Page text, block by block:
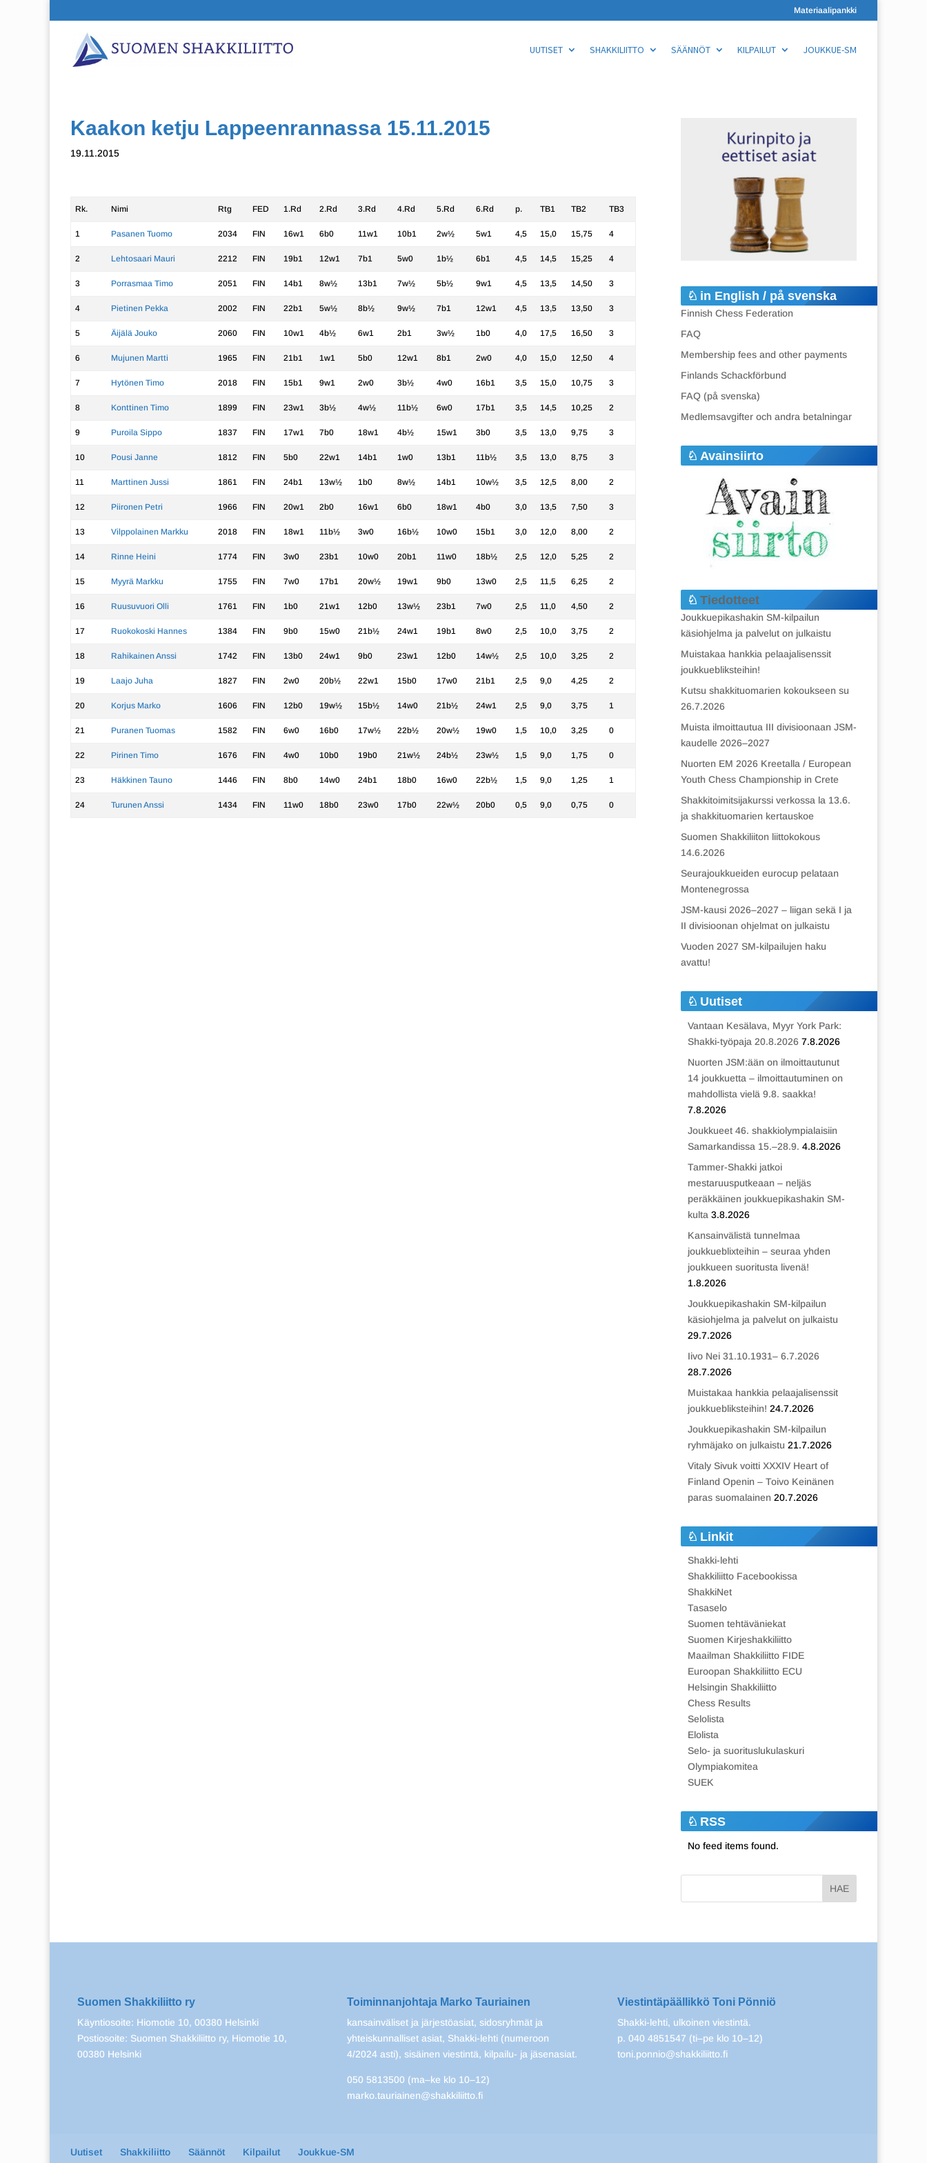
Materiaalipankki
UUTISET SHAKKILIITTO SÄÄNNÖT KILPAILUT JOUKKUE-SM
Kaakon ketju Lappeenrannassa 15.11.2015
19.11.2015
Rk. Nimi Rtg FED 1.Rd 2.Rd 3.Rd 4.Rd 5.Rd 6.Rd p. TB1 TB2 TB3
1 Pasanen Tuomo 2034 FIN 16w1 6b0 11w1 10b1 2w½ 5w1 4,5 15,0 15,75 4
2 Lehtosaari Mauri 2212 FIN 19b1 12w1 7b1 5w0 1b½ 6b1 4,5 14,5 15,25 4
3 Porrasmaa Timo 2051 FIN 14b1 8w½ 13b1 7w½ 5b½ 9w1 4,5 13,5 14,50 3
4 Pietinen Pekka 2002 FIN 22b1 5w½ 8b½ 9w½ 7b1 12w1 4,5 13,5 13,50 3
5 Äijälä Jouko 2060 FIN 10w1 4b½ 6w1 2b1 3w½ 1b0 4,0 17,5 16,50 3
6 Mujunen Martti 1965 FIN 21b1 1w1 5b0 12w1 8b1 2w0 4,0 15,0 12,50 4
7 Hytönen Timo 2018 FIN 15b1 9w1 2w0 3b½ 4w0 16b1 3,5 15,0 10,75 3
8 Konttinen Timo 1899 FIN 23w1 3b½ 4w½ 11b½ 6w0 17b1 3,5 14,5 10,25 2
9 Puroila Sippo 1837 FIN 17w1 7b0 18w1 4b½ 15w1 3b0 3,5 13,0 9,75 3
10 Pousi Janne 1812 FIN 5b0 22w1 14b1 1w0 13b1 11b½ 3,5 13,0 8,75 3
11 Marttinen Jussi 1861 FIN 24b1 13w½ 1b0 8w½ 14b1 10w½ 3,5 12,5 8,00 2
12 Piironen Petri 1966 FIN 20w1 2b0 16w1 6b0 18w1 4b0 3,0 13,5 7,50 3
13 Vilppolainen Markku 2018 FIN 18w1 11b½ 3w0 16b½ 10w0 15b1 3,0 12,0 8,00 2
14 Rinne Heini 1774 FIN 3w0 23b1 10w0 20b1 11w0 18b½ 2,5 12,0 5,25 2
15 Myyrä Markku 1755 FIN 7w0 17b1 20w½ 19w1 9b0 13w0 2,5 11,5 6,25 2
16 Ruusuvuori Olli 1761 FIN 1b0 21w1 12b0 13w½ 23b1 7w0 2,5 11,0 4,50 2
17 Ruokokoski Hannes 1384 FIN 9b0 15w0 21b½ 24w1 19b1 8w0 2,5 10,0 3,75 2
18 Rahikainen Anssi 1742 FIN 13b0 24w1 9b0 23w1 12b0 14w½ 2,5 10,0 3,25 2
19 Laajo Juha 1827 FIN 2w0 20b½ 22w1 15b0 17w0 21b1 2,5 9,0 4,25 2
20 Korjus Marko 1606 FIN 12b0 19w½ 15b½ 14w0 21b½ 24w1 2,5 9,0 3,75 1
21 Puranen Tuomas 1582 FIN 6w0 16b0 17w½ 22b½ 20w½ 19w0 1,5 10,0 3,25 0
22 Pirinen Timo 1676 FIN 4w0 10b0 19b0 21w½ 24b½ 23w½ 1,5 9,0 1,75 0
23 Häkkinen Tauno 1446 FIN 8b0 14w0 24b1 18b0 16w0 22b½ 1,5 9,0 1,25 1
24 Turunen Anssi 1434 FIN 11w0 18b0 23w0 17b0 22w½ 20b0 0,5 9,0 0,75 0
in English / på svenska
Finnish Chess Federation
FAQ
Membership fees and other payments
Finlands Schackförbund
FAQ (på svenska)
Medlemsavgifter och andra betalningar
Avainsiirto
Tiedotteet
Joukkuepikashakin SM-kilpailun
käsiohjelma ja palvelut on julkaistu
Muistakaa hankkia pelaajalisenssit
joukkuebliksteihin!
Kutsu shakkituomarien kokoukseen su
26.7.2026
Muista ilmoittautua III divisioonaan JSM-
kaudelle 2026–2027
Nuorten EM 2026 Kreetalla / European
Youth Chess Championship in Crete
Shakkitoimitsijakurssi verkossa la 13.6.
ja shakkituomarien kertauskoe
Suomen Shakkiliiton liittokokous
14.6.2026
Seurajoukkueiden eurocup pelataan
Montenegrossa
JSM-kausi 2026–2027 – liigan sekä I ja
II divisioonan ohjelmat on julkaistu
Vuoden 2027 SM-kilpailujen haku
avattu!
Uutiset
Vantaan Kesälava, Myyr York Park:
Shakki-työpaja 20.8.2026 7.8.2026
Nuorten JSM:ään on ilmoittautunut
14 joukkuetta – ilmoittautuminen on
mahdollista vielä 9.8. saakka!
7.8.2026
Joukkueet 46. shakkiolympialaisiin
Samarkandissa 15.–28.9. 4.8.2026
Tammer-Shakki jatkoi
mestaruusputkeaan – neljäs
peräkkäinen joukkuepikashakin SM-
kulta 3.8.2026
Kansainvälistä tunnelmaa
joukkueblixteihin – seuraa yhden
joukkueen suoritusta livenä!
1.8.2026
Joukkuepikashakin SM-kilpailun
käsiohjelma ja palvelut on julkaistu
29.7.2026
Iivo Nei 31.10.1931– 6.7.2026
28.7.2026
Muistakaa hankkia pelaajalisenssit
joukkuebliksteihin! 24.7.2026
Joukkuepikashakin SM-kilpailun
ryhmäjako on julkaistu 21.7.2026
Vitaly Sivuk voitti XXXIV Heart of
Finland Openin – Toivo Keinänen
paras suomalainen 20.7.2026
Linkit
Shakki-lehti
Shakkiliitto Facebookissa
ShakkiNet
Tasaselo
Suomen tehtäväniekat
Suomen Kirjeshakkiliitto
Maailman Shakkiliitto FIDE
Euroopan Shakkiliitto ECU
Helsingin Shakkiliitto
Chess Results
Selolista
Elolista
Selo- ja suorituslukulaskuri
Olympiakomitea
SUEK
RSS
No feed items found.
Suomen Shakkiliitto ry
Käyntiosoite: Hiomotie 10, 00380 Helsinki
Postiosoite: Suomen Shakkiliitto ry, Hiomotie 10,
00380 Helsinki
Toiminnanjohtaja Marko Tauriainen
kansainväliset ja järjestöasiat, sidosryhmät ja
yhteiskunnalliset asiat, Shakki-lehti (numeroon
4/2024 asti), sisäinen viestintä, kilpailu- ja jäsenasiat.
050 5813500 (ma–ke klo 10–12)
marko.tauriainen@shakkiliitto.fi
Viestintäpäällikkö Toni Pönniö
Shakki-lehti, ulkoinen viestintä.
p. 040 4851547 (ti–pe klo 10–12)
toni.ponnio@shakkiliitto.fi
Uutiset Shakkiliitto Säännöt Kilpailut Joukkue-SM